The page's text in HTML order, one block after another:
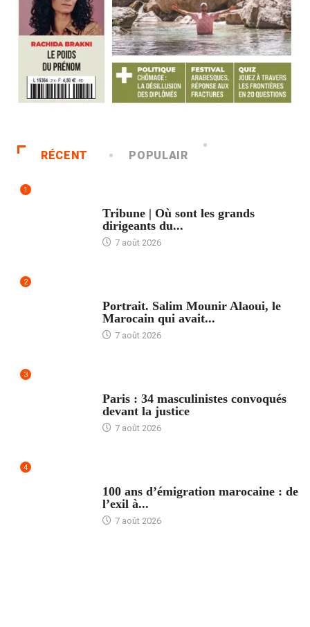
RÉCENT POPULAIR
1
Tribune | Où sont les grands
dirigeants du...
7 août 2026
2
Portrait. Salim Mounir Alaoui, le
Marocain qui avait...
7 août 2026
3
Paris : 34 masculinistes convoqués
devant la justice
7 août 2026
4
100 ans d’émigration marocaine : de
l’exil à...
7 août 2026